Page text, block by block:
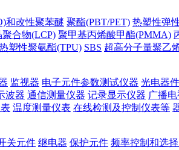
和改性聚苯醚 聚酯(PBT/PET) 热塑性弹
聚合物(LCP) 聚甲基丙烯酸甲酯(PMMA)
塑性聚氨酯(TPU) SBS 超高分子量聚乙
监视器 电子元件参数测试仪器 光电器
波器 通信测量仪器 记录显示仪器 广播
温度测量仪表 在线检测及控制仪表等
关元件 继电器 保护元件 频率控制和选